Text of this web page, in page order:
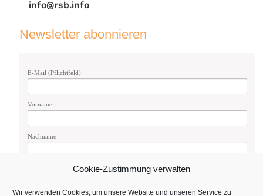
Cookie-Zustimmung verwalten
Wir verwenden Cookies, um unsere Website und unseren Service zu
info@rsb.info
Newsletter abonnieren
E-Mail (Pflichtfeld)
Vorname
Nachname
Männlich